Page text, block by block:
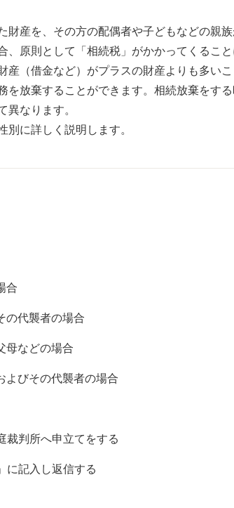
財産を、その方の配偶者や子どもなどの親
原則として「相続税」がかかってくること
産（借金など）がプラスの財産よりも多い
を放棄することができます。相続放棄をす
異なります。
別に詳しく説明します。
合
の代襲者の場合
母などの場合
よびその代襲者の場合
裁判所へ申立てをする
に記入し返信する